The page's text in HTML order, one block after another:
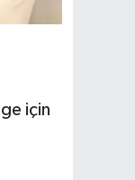
için